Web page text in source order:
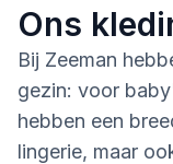
Ons
Bij Zeeman
gezin: voor
hebben een
lingerie, maar